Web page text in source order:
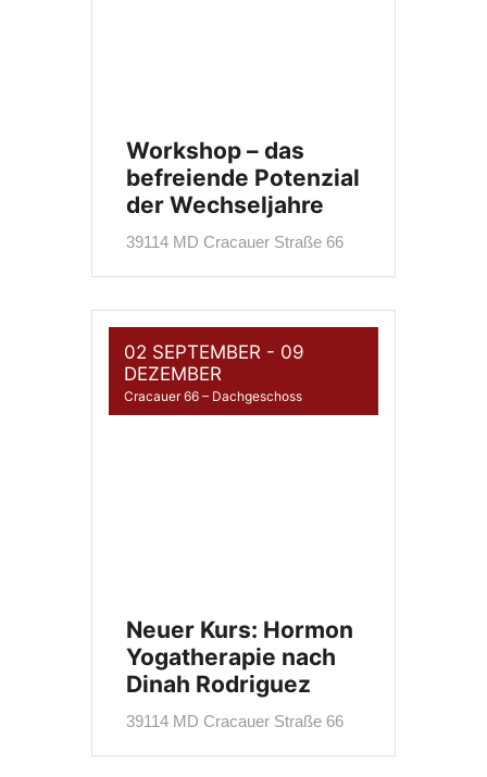
Workshop – das
befreiende Potenzial
der Wechseljahre
39114 MD Cracauer Straße 66
02 SEPTEMBER - 09
DEZEMBER
Cracauer 66 – Dachgeschoss
Neuer Kurs: Hormon
Yogatherapie nach
Dinah Rodriguez
39114 MD Cracauer Straße 66